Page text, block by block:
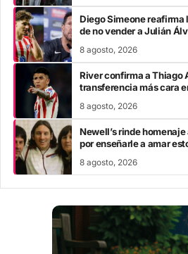
Diego Simeone
de no vender a Julián
8 agosto, 2026
River confirma a Thiago
transferencia más cara
8 agosto, 2026
Newell’s rinde
por enseñarle a amar
8 agosto, 2026